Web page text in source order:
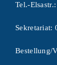
Tel.-Elsastr.:
Sekretariat:
Bestellung/